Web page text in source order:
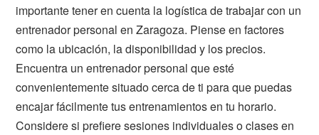
importante tener en cuenta la logística de trabajar con un
entrenador personal en Zaragoza. Piense en factores
como la ubicación, la disponibilidad y los precios.
Encuentra un entrenador personal que esté
convenientemente situado cerca de ti para que puedas
encajar fácilmente tus entrenamientos en tu horario.
Considere si prefiere sesiones individuales o clases en